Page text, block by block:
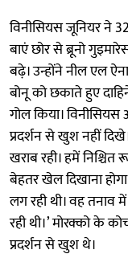
विनीसियस जूनियर ने
बाएं छोर से ब्रूनो
बढ़े। उन्होंने नील एल
बोनू को छकाते हुए
गोल किया।
प्रदर्शन से खुश नहीं
खराब रही। हमें
बेहतर खेल दिखाना
लग रही थी। वह
रही थी।’ मोरक्को के
प्रदर्शन से खुश थे।